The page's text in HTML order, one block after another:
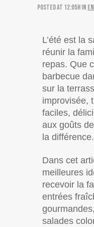
Posted at 12:05hin
L’été est la
réunir la
repas. Que
barbecue
sur la
improvisée,
faciles,
aux goûts
la différence.
Dans cet
meilleures
recevoir la
entrées
salades